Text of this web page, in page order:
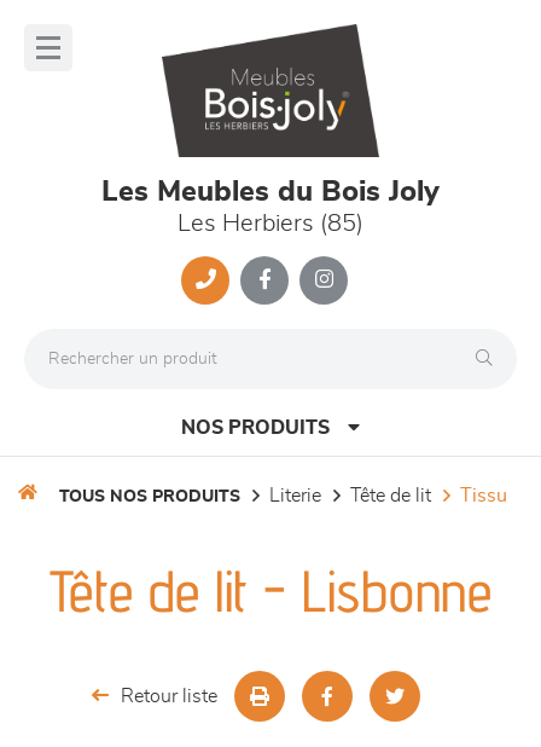
Les Meubles du Bois Joly
Les Herbiers (85)
NOS PRODUITS
séjours
meubles de complément
TOUS NOS PRODUITS literie tête de lit tissu
Tête de lit - Lisbonne
Retour liste